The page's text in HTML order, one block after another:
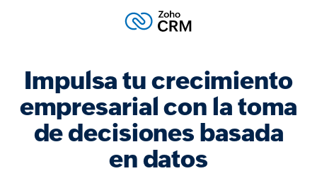
Impulsa tu crecimiento
empresarial con la toma
de decisiones basada
en datos